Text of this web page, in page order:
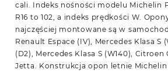
cali. Indeks nośności modelu Michelin
R16 to 102, a indeks prędkości W.
najczęściej montowane są w
Renault Espace (IV), Mercedes Klasa S
(D2), Mercedes Klasa S (W140), Citroen
Jetta. Konstrukcja opon letnie